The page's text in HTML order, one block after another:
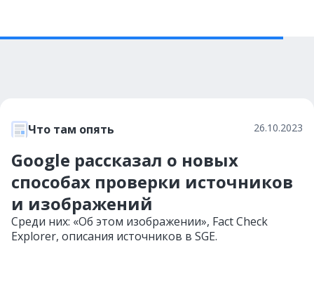
Что там опять 26.10.2023
Google рассказал о новых
способах проверки источников
и изображений
Среди них: «Об этом изображении», Fact Check
Explorer, описания источников в SGE.